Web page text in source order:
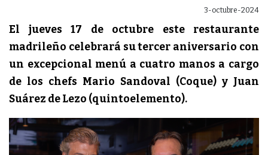
3-octubre-2024
El jueves 17 de octubre este restaurante
madrileño celebrará su tercer aniversario con
un excepcional menú a cuatro manos a cargo
de los chefs Mario Sandoval (Coque) y Juan
Suárez de Lezo (quintoelemento).